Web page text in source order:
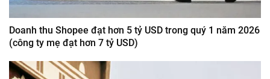
Doanh thu Shopee đạt hơn 5 tỷ USD trong quý 1 năm 2026
(công ty mẹ đạt hơn 7 tỷ USD)